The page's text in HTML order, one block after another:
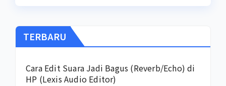
TERBARU
Cara Edit Suara Jadi Bagus (Reverb/Echo) di
HP (Lexis Audio Editor)